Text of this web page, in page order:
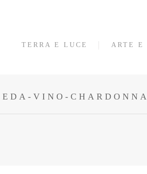
TERRA E LUCE ARTE E
VINO-